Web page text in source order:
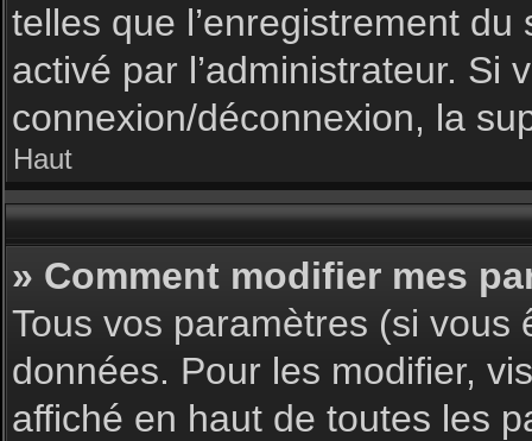
telles que l’enregistrement
activé par l’administrateur. Si
connexion/déconnexion, la
Haut
» Comment modifier mes
Tous vos paramètres (si
données. Pour les modifier,
affiché en haut de toutes les